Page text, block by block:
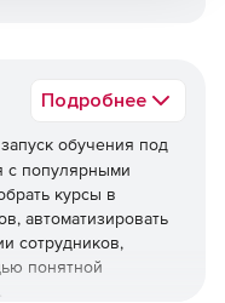
Подробнее
обучения под
с популярными
курсы в
автоматизировать
сотрудников,
понятной